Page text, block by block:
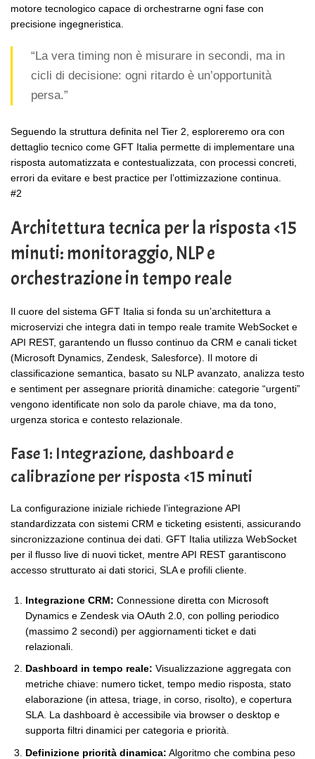
motore tecnologico capace di orchestrarne ogni fase con
precisione ingegneristica.
“La vera timing non è misurare in secondi, ma in
cicli di decisione: ogni ritardo è un’opportunità
persa.”
Seguendo la struttura definita nel Tier 2, esploreremo ora con
dettaglio tecnico come GFT Italia permette di implementare una
risposta automatizzata e contestualizzata, con processi concreti,
errori da evitare e best practice per l’ottimizzazione continua.
#2
Architettura tecnica per la risposta <15
minuti: monitoraggio, NLP e
orchestrazione in tempo reale
Il cuore del sistema GFT Italia si fonda su un’architettura a
microservizi che integra dati in tempo reale tramite WebSocket e
API REST, garantendo un flusso continuo da CRM e canali ticket
(Microsoft Dynamics, Zendesk, Salesforce). Il motore di
classificazione semantica, basato su NLP avanzato, analizza testo
e sentiment per assegnare priorità dinamiche: categorie “urgenti”
vengono identificate non solo da parole chiave, ma da tono,
urgenza storica e contesto relazionale.
Fase 1: Integrazione, dashboard e
calibrazione per risposta <15 minuti
La configurazione iniziale richiede l’integrazione API
standardizzata con sistemi CRM e ticketing esistenti, assicurando
sincronizzazione continua dei dati. GFT Italia utilizza WebSocket
per il flusso live di nuovi ticket, mentre API REST garantiscono
accesso strutturato ai dati storici, SLA e profili cliente.
Integrazione CRM: Connessione diretta con Microsoft
Dynamics e Zendesk via OAuth 2.0, con polling periodico
(massimo 2 secondi) per aggiornamenti ticket e dati
relazionali.
Dashboard in tempo reale: Visualizzazione aggregata con
metriche chiave: numero ticket, tempo medio risposta, stato
elaborazione (in attesa, triage, in corso, risolto), e copertura
SLA. La dashboard è accessibile via browser o desktop e
supporta filtri dinamici per categoria e priorità.
Definizione priorità dinamica: Algoritmo che combina peso